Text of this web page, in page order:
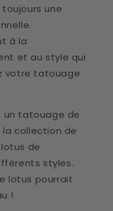
une
à la
et au style qui
votre tatouage
un tatouage de
la collection de
de
styles.
lotus pourrait
!